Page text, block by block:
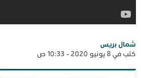
شمال بريس
كتب في 8 يونيو 2020 - 10:33 ص